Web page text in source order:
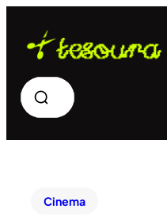
Pesquisar
Cinema